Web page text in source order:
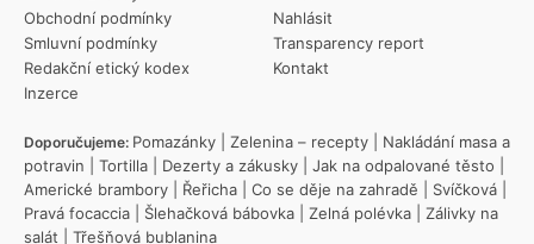
Obchodní podmínky
Smluvní podmínky
Redakční etický kodex
Inzerce
Nahlásit
Transparency report
Kontakt
Doporučujeme: Pomazánky Zelenina – recepty
Nakládání masa a
potravin
Tortilla Dezerty a zákusky Jak na odpalované těsto
Americké brambory
Řeřicha Co se děje na zahradě Svíčková
Pravá focaccia
Šlehačková bábovka Zelná polévka
Zálivky na
salát
Třešňová bublanina